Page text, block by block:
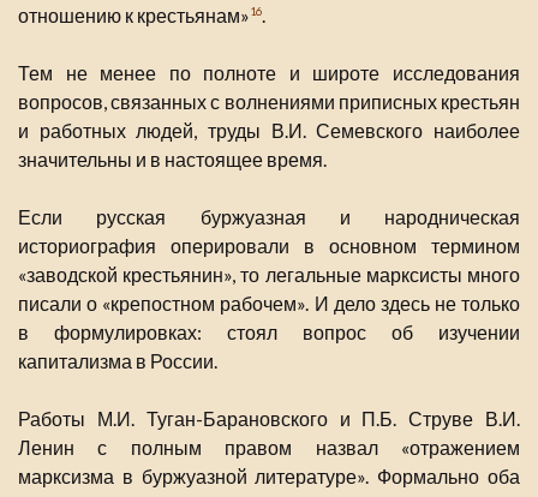
отношению к крестьянам»16.
Тем не менее по полноте и широте исследования
вопросов, связанных с волнениями приписных крестьян
и работных людей, труды В.И. Семевского наиболее
значительны и в настоящее время.
Если русская буржуазная и народническая
историография оперировали в основном термином
«заводской крестьянин», то легальные марксисты много
писали о «крепостном рабочем». И дело здесь не только
в формулировках: стоял вопрос об изучении
капитализма в России.
Работы М.И. Туган-Барановского и П.Б. Струве В.И.
Ленин с полным правом назвал «отражением
марксизма в буржуазной литературе». Формально оба